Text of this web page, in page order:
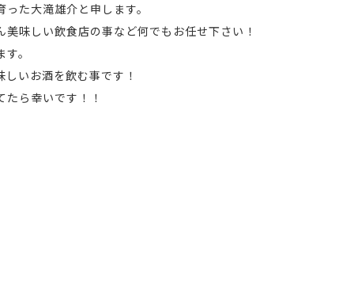
た大滝雄介と申します。
味しい飲食店の事など何でもお任せ下さい！
。
いお酒を飲む事です！
ら幸いです！！